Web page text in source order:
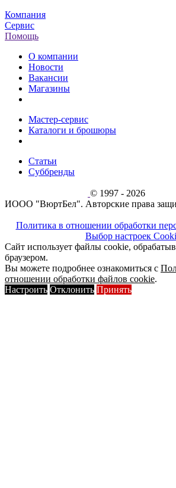
Компания
Сервис
Помощь
О компании
Новости
Вакансии
Магазины
Мастер-сервис
Каталоги и брошюры
Статьи
Суббренды
© 1997 - 2026
ИООО "ВюртБел". Авторские права
Политика в отношении обработки
Выбор настроек
Сайт использует файлы cookie,
браузером.
Вы можете подробнее ознакомиться с
отношении обработки файлов cookie.
Настроить Отклонить Принять